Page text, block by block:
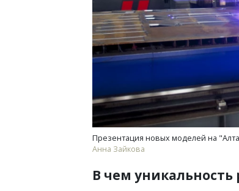
Презентация новых моделей на
Анна Зайкова
В чем уникальность
Смелость архитектурных идей.
Генеральный директор компании
ЗИАС — об эстетике городов,
трендах в фасадах и развитии рынка